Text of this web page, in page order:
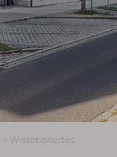
Wissenswertes